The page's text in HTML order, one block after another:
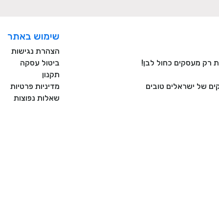
של ישראלים טובים
שימוש באתר
הצהרת נגישות
ביטול עסקה
תקנון
מדיניות פרטיות
שאלות נפוצות